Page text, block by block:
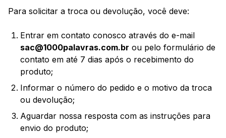
Para solicitar a troca ou devolução, você deve:
Entrar em contato conosco através do e-mail
sac@1000palavras.com.br ou pelo formulário de
contato em até 7 dias após o recebimento do
produto;
Informar o número do pedido e o motivo da troca
ou devolução;
Aguardar nossa resposta com as instruções para
envio do produto;